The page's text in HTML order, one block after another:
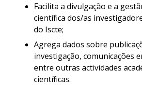
Facilita a divulgação e a
científica dos/as
do Iscte;
Agrega dados sobre
investigação, comunicações
entre outras actividades
científicas.